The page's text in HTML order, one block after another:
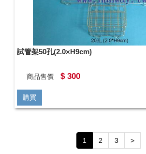
試管架50孔(2.0×H9cm)
商品售價 $ 300
購買
1 2 3 >